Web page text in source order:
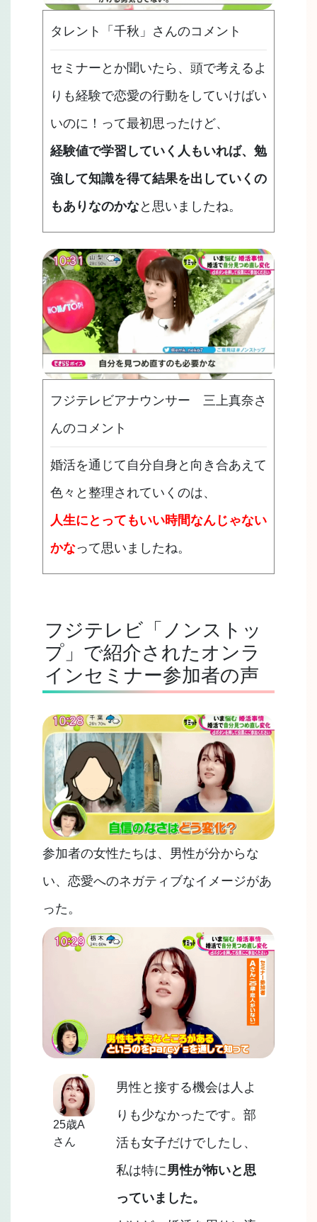
タレント「千秋」さんのコメント
セミナーとか聞いたら、頭で考えるよ
りも経験で恋愛の行動をしていけばい
いのに！って最初思ったけど、
経験値で学習していく人もいれば、勉
強して知識を得て結果を出していくの
もありなのかなと思いましたね。
フジテレビアナウンサー 三上真奈さ
んのコメント
婚活を通じて自分自身と向き合あえて
色々と整理されていくのは、
人生にとってもいい時間なんじゃない
かなって思いましたね。
フジテレビ「ノンストッ
プ」で紹介されたオンラ
インセミナー参加者の声
参加者の女性たちは、男性が分からな
い、恋愛へのネガティブなイメージがあ
った。
25歳A
さん
男性と接する機会は人よ
りも少なかったです。部
活も女子だけでしたし、
私は特に男性が怖いと思
っていました。